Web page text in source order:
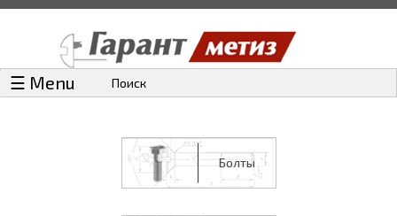
☰ Menu Поиск
Болты